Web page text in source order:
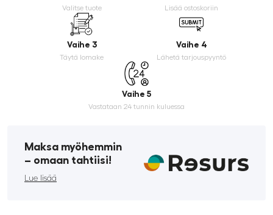
Valitse tuote Lisää ostoskoriin
Vaihe 3
Täytä lomake
Vaihe 4
Lähetä tarjouspyyntö
Vaihe 5
Vastataan 24 tunnin kuluessa
Maksa myöhemmin
­– omaan tahtiisi!
Lue lisää